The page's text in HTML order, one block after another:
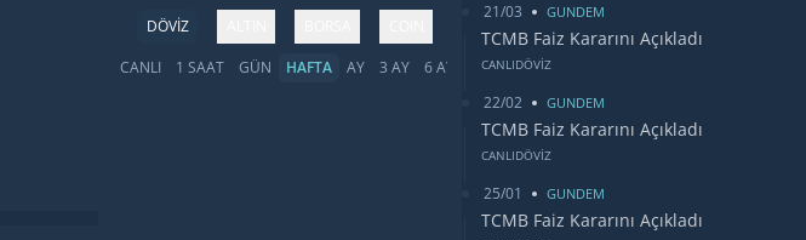
DÖVİZ
CANLI
1 SAAT GÜN HAFTA AY 3 AY 6 AY YIL 5 YIL TÜMÜ
21/03 GUNDEM
TCMB Faiz Kararını Açıkladı
CANLIDÖVİZ
22/02 GUNDEM
TCMB Faiz Kararını Açıkladı
CANLIDÖVİZ
25/01 GUNDEM
TCMB Faiz Kararını Açıkladı